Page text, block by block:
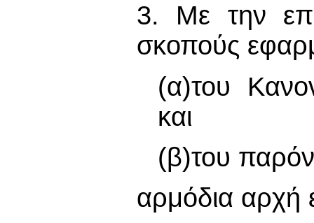
3. Με την
σκοπούς
(α)του
και
(β)του
αρμόδια αρχή